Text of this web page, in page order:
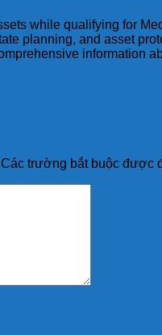
while qualifying for
planning, and asset
information
Các trường bắt buộc được